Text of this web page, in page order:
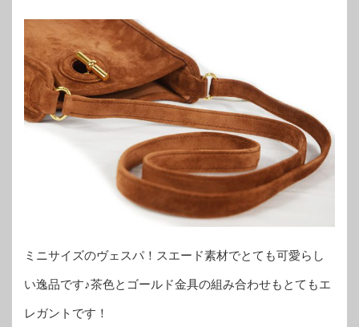
ミニサイズのヴェスパ！スエード素材でとても可愛らし
い逸品です♪茶色とゴールド金具の組み合わせもとてもエ
レガントです！